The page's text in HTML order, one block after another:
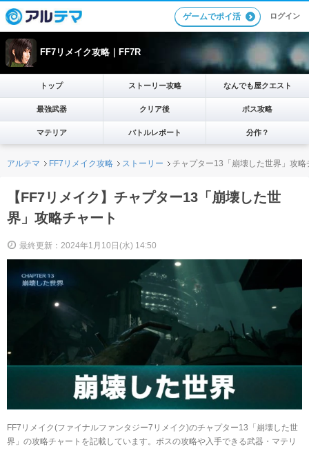
ゲームでポイ活 ログイン
FF7リメイク攻略｜FF7R
トップ ストーリー攻略 なんでも屋クエスト
最強武器 クリア後 ボス攻略
マテリア バトルレポート 分作？
アルテマ FF7リメイク攻略 ストーリー チャプター13「崩壊した世界」攻略
【FF7リメイク】チャプター13「崩壊した世
界」攻略チャート
最終更新：2024年1月10日(水) 14:50
FF7リメイク(ファイナルファンタジー7リメイク)のチャプター13「崩壊した世
界」の攻略チャートを記載しています。ボスの攻略や入手できる武器・マテリ